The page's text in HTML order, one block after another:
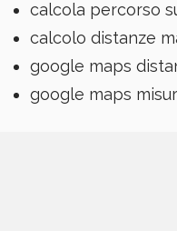
calcola percorso
calcolo distanze
google maps
google maps